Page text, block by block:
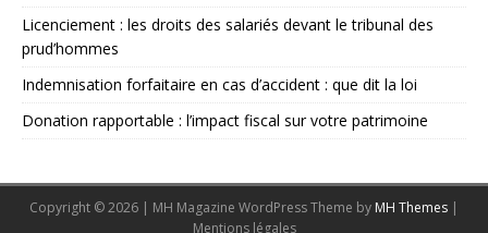
Licenciement : les droits des salariés devant le tribunal des
prud’hommes
Indemnisation forfaitaire en cas d’accident : que dit la loi
Donation rapportable : l’impact fiscal sur votre patrimoine
Copyright © 2026 | MH Magazine WordPress Theme by MH Themes |
Mentions légales